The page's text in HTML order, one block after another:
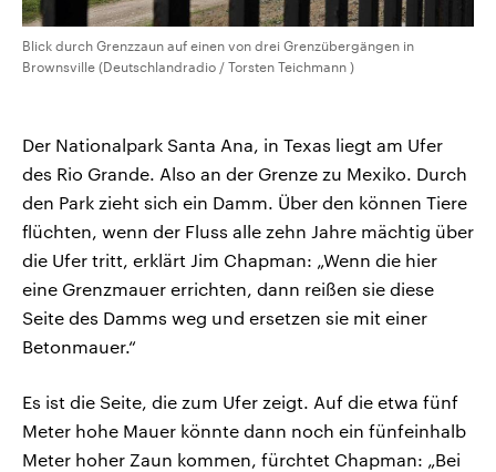
Blick durch Grenzzaun auf einen von drei Grenzübergängen in
Brownsville (Deutschlandradio / Torsten Teichmann )
Der Nationalpark Santa Ana, in Texas liegt am Ufer
des Rio Grande. Also an der Grenze zu Mexiko. Durch
den Park zieht sich ein Damm. Über den können Tiere
flüchten, wenn der Fluss alle zehn Jahre mächtig über
die Ufer tritt, erklärt Jim Chapman: „Wenn die hier
eine Grenzmauer errichten, dann reißen sie diese
Seite des Damms weg und ersetzen sie mit einer
Betonmauer.“
Es ist die Seite, die zum Ufer zeigt. Auf die etwa fünf
Meter hohe Mauer könnte dann noch ein fünfeinhalb
Meter hoher Zaun kommen, fürchtet Chapman: „Bei